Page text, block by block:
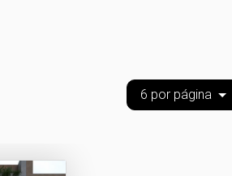
6 por página